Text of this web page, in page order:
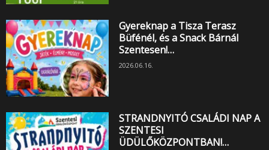
Gyereknap a Tisza Terasz
Büfénél, és a Snack Bárnál
Szentesen!…
2026.06.16.
STRANDNYITÓ CSALÁDI NAP A
SZENTESI
ÜDÜLŐKÖZPONTBAN!…